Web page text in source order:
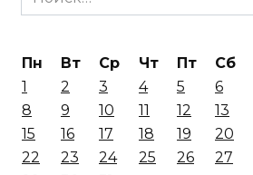
for:
Пн Вт Ср Чт Пт Сб
1
2 3 4 5 6
8
9 10 11 12 13
15
16 17 18 19 20
22
23 24 25 26 27